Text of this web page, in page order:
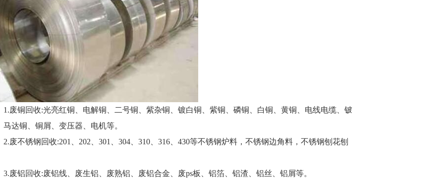
铜回收:光亮红铜、电解铜、二号铜、紫杂铜、镀白铜、紫铜、磷铜、白铜、黄铜、电线电缆、铍
马达铜、铜屑、变压器、电机等。
不锈钢回收:201、202、301、304、310、316、430等不锈钢炉料，不锈钢边角料，不锈钢刨花刨
铝回收:废铝线、废生铝、废熟铝、废铝合金、废ps板、铝箔、铝渣、铝丝、铝屑等。